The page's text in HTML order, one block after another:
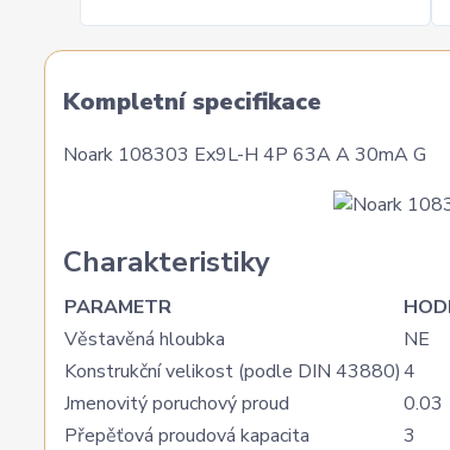
Kompletní specifikace
Noark 108303 Ex9L-H 4P 63A A 30mA G
Charakteristiky
PARAMETR
Věstavěná hloubka
NE
Konstrukční velikost (podle DIN 43880)4
Jmenovitý poruchový proud
0.03
Přepěťová proudová kapacita
3